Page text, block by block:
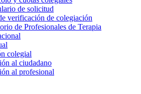
de solicitud
verificación de colegiación
de Profesionales de Terapia
colegial
al ciudadano
al profesional